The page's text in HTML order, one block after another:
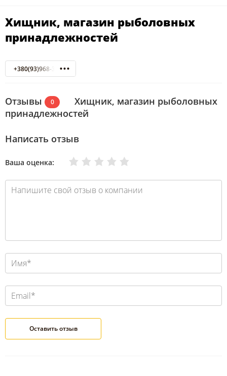
Хищник, магазин рыболовных
принадлежностей
+380(93)968-36-65
Отзывы 0
Хищник, магазин рыболовных
принадлежностей
Написать отзыв
Ваша оценка: Отлично
Хорошо
Нормально
Плохо
Очень плохо